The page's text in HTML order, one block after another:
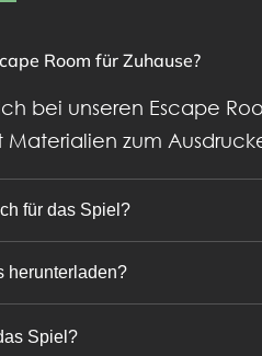
Room für Zuhause?
bei unseren Escape
Materialien zum
für das Spiel?
herunterladen?
Spiel?